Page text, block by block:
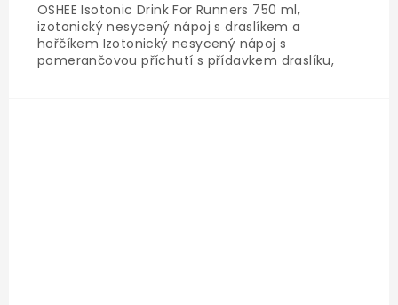
OSHEE Isotonic Drink For Runners 750 ml,
izotonický nesycený nápoj s draslíkem a
hořčíkem Izotonický nesycený nápoj s
pomerančovou příchutí s přídavkem draslíku,